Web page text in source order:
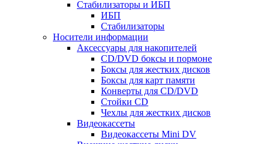
Стабилизаторы и ИБП
ИБП
Стабилизаторы
Носители информации
Аксессуары для накопителей
CD/DVD боксы и пормоне
Боксы для жестких дисков
Боксы для карт памяти
Конверты для CD/DVD
Стойки CD
Чехлы для жестких дисков
Видеокассеты
Видеокассеты Mini DV